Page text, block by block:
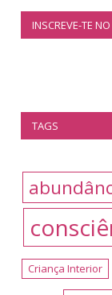
INSCREVE-TE
TAGS
Criança Interior